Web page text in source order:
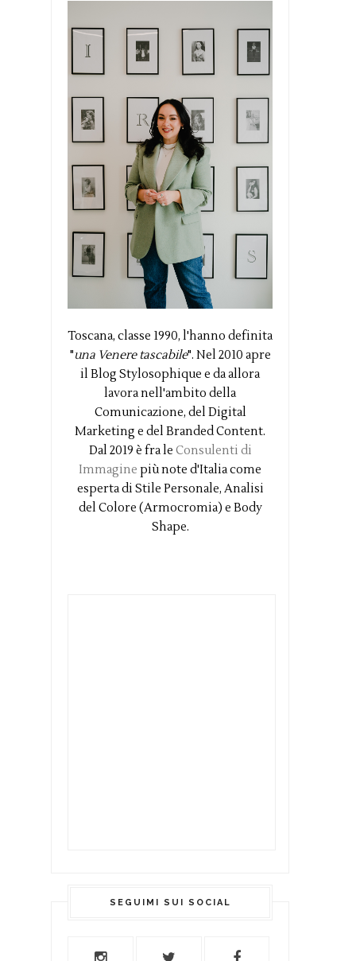
Toscana, classe 1990, l'hanno definita
"una Venere tascabile". Nel 2010 apre
il Blog Stylosophique e da allora
lavora nell'ambito della
Comunicazione, del Digital
Marketing e del Branded Content.
Dal 2019 è fra le Consulenti di
Immagine più note d'Italia come
esperta di Stile Personale, Analisi
del Colore (Armocromia) e Body
Shape.
SEGUIMI SUI SOCIAL